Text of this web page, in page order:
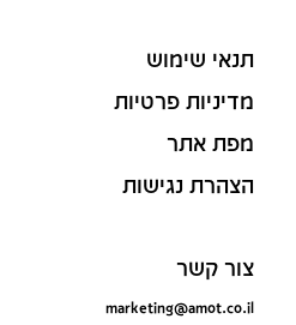
תנאי שימוש
מדיניות פרטיות
מפת אתר
הצהרת נגישות
צור קשר
marketing@amot.co.il